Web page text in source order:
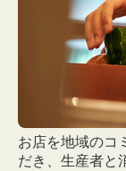
お買い物ガイド
会社概要
まるしぇ旅行倶
お問合わせ
お店を地域のコ
だき、 生産者と